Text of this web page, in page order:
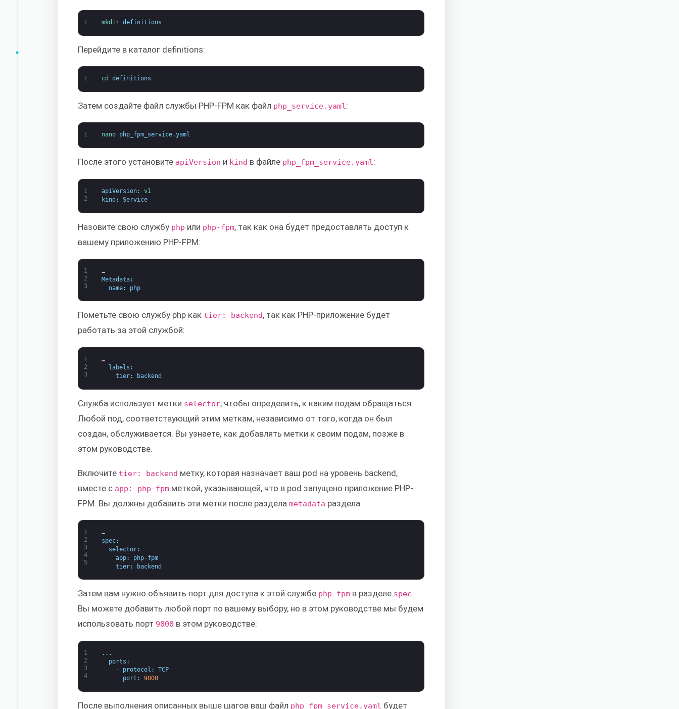
1 mkdir definitions
Перейдите в каталог definitions:
1 cd definitions
Затем создайте файл службы PHP-FPM как файл php_service.yaml :
1 nano php_fpm_service.yaml
После этого установите apiVersion и kind в файле php_fpm_service.yaml :
1
2
apiVersion:
v1
kind : Service
Назовите свою службу php или php-fpm, так как она будет предоставлять доступ к
вашему приложению PHP-FPM:
1
2
3
…
Metadata:
name: php
Пометьте свою службу php как tier: backend, так как PHP-приложение будет
работать за этой службой:
1
2
3
…
labels :
tier: backend
Служба использует метки selector, чтобы определить, к каким подам обращаться.
Любой под, соответствующий этим меткам, независимо от того, когда он был
создан, обслуживается. Вы узнаете, как добавлять метки к своим подам, позже в
этом руководстве.
Включите tier: backend метку, которая назначает ваш pod на уровень backend,
вместе с app: php-fpm меткой, указывающей, что в pod запущено приложение PHP-
FPM. Вы должны добавить эти метки после разделаmetadata раздела:
1
2
3
4
5
…
spec:
selector:
app: php-fpm
tier: backend
Затем вам нужно объявить порт для доступа к этой службе php-fpm в разделе spec.
Вы можете добавить любой порт по вашему выбору, но в этом руководстве мы будем
использовать порт 9000 в этом руководстве:
1
2
3
4
. . .
ports :
-
protocol :
TCP
port : 9000
После выполнения описанных выше шагов ваш файл php_fpm_service.yaml будет